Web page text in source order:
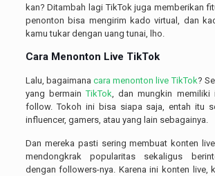
kan? Ditambah lagi TikTok juga memberikan
penonton bisa mengirim kado virtual, dan
kamu tukar dengan uang tunai, lho.
Cara Menonton Live TikTok
Lalu, bagaimanacara menonton live TikTok?
yang bermainTikTok , dan mungkin
follow. Tokoh ini bisa siapa saja, entah itu
influencer, gamers, atau yang lain sebagainya.
Dan mereka pasti sering membuat konten
mendongkrak popularitas sekaligus
dengan followers-nya. Karena ini konten live,